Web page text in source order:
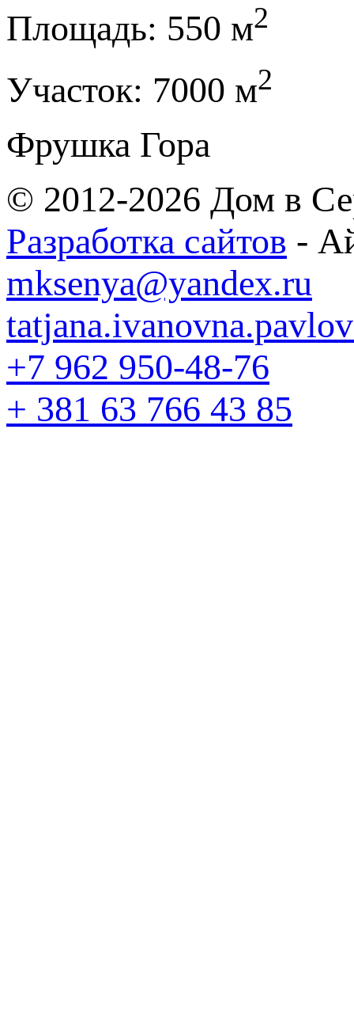
Площадь: 550 м2
Участок: 7000 м2
Фрушка Гора
© 2012-2026 Дом в
Разработка сайтов -
mksenya@yandex.ru
+7 962 950-48-76
+ 381 63 766 43 85